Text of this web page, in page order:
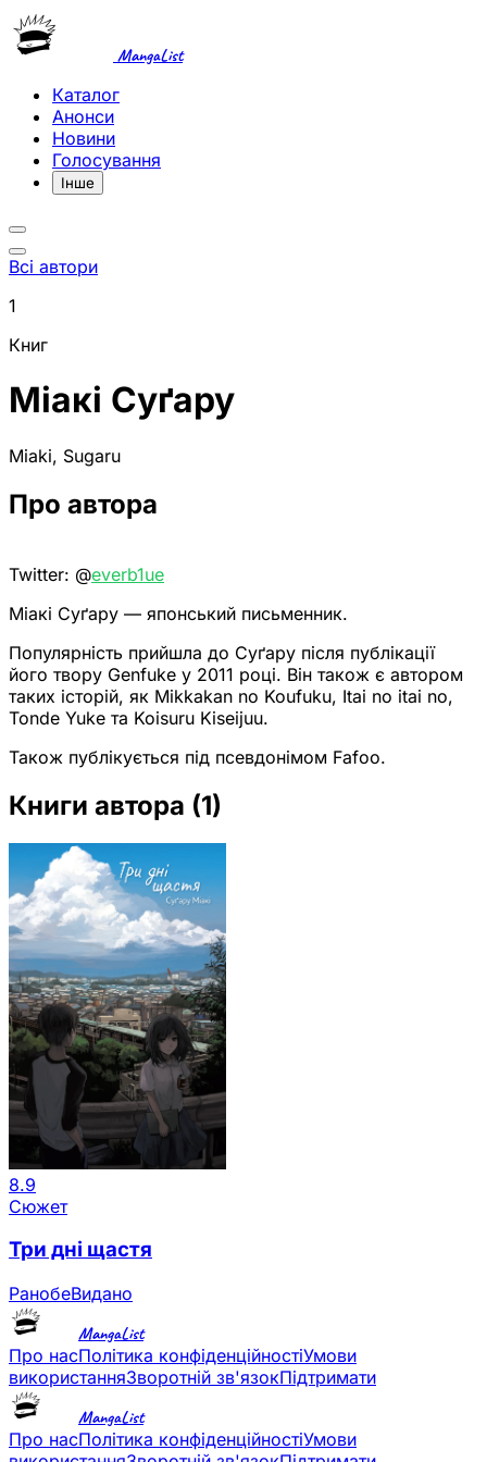
MangaList
Каталог
Анонси
Новини
Голосування
Інше
Всі автори
1
Книг
Міакі Суґару
Miaki, Sugaru
Про автора
Twitter: @everb1ue
Міакі Суґару — японський письменник.
Популярність прийшла до Суґару після публікації
його твору Genfuke у 2011 році. Він також є автором
таких історій, як Mikkakan no Koufuku, Itai no itai no,
Tonde Yuke та Koisuru Kiseijuu.
Також публікується під псевдонімом Fafoo.
Книги автора (1)
8.9
Сюжет
Три дні щастя
РанобеВидано
MangaList
Про насПолітика конфіденційностіУмови
використанняЗворотній зв'язокПідтримати
MangaList
Про насПолітика конфіденційностіУмови